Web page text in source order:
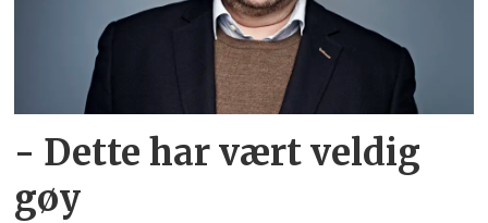
- Dette har vært veldig
gøy